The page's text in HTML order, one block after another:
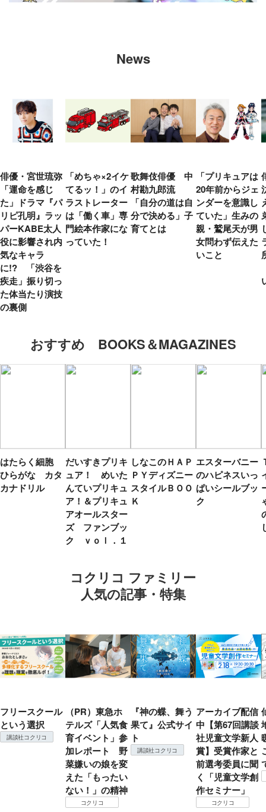
News
俳優・宮世琉弥
「運命を感じ
た」ドラマ『パ
リピ孔明』ラッ
パーKABE太人
役に影響され内
気なキャラ
に!? 「渋谷を
疾走」振り切っ
た体当たり演技
の裏側
「めちゃ×2イケ
てるッ！」のイ
ラストレーター
は「働く車」専
門絵本作家にな
っていた！
歌舞伎俳優 中
村勘九郎流
「自分の道は自
分で決める」子
育てとは
「プリキュアは
20年前からジェ
ンダーを意識し
ていた」生みの
親・鷲尾天が男
女問わず伝えた
いこと
おすすめ BOOKS＆MAGAZINES
はたらく細胞
ひらがな カタ
カナドリル
だいすきプリキ
ュア！ めいた
んていプリキュ
ア！＆プリキュ
アオールスター
ズ ファンブッ
ク ｖｏｌ．１
しなこのＨＡＰ
ＰＹディズニー
スタイルＢＯＯ
Ｋ
エスターバニー
のハピネスいっ
ぱいシールブッ
ク
コクリコ ファミリー
人気の記事・特集
フリースクール
という選択
講談社コクリコ
（PR）東急ホ
テルズ「人気食
育イベント」参
加レポート 野
菜嫌いの娘を変
えた「もったい
ない！」の精神
コクリコ
『神の蝶、舞う
果て』公式サイ
ト
講談社コクリコ
アーカイブ配信
中【第67回講談
社児童文学新人
賞】受賞作家と
前選考委員に聞
く「児童文学創
作セミナー」
コクリコ